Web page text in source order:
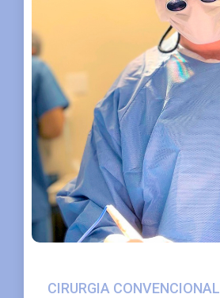
CIRURGIA CONVENCIONAL